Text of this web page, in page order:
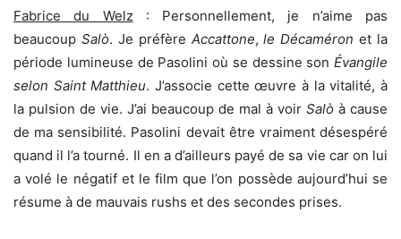
Fabrice du Welz: Personnellement, je n’aime pas
beaucoup Salò. Je préfère Accattone,le Décaméron et la
période lumineuse de Pasolini où se dessine son Évangile
selon Saint Matthieu. J’associe cette œuvre à la vitalité, à
la pulsion de vie. J’ai beaucoup de mal à voir Salò à cause
de ma sensibilité. Pasolini devait être vraiment désespéré
quand il l’a tourné. Il en a d’ailleurs payé de sa vie car on lui
a volé le négatif et le film que l’on possède aujourd’hui se
résume à de mauvais rushs et des secondes prises.